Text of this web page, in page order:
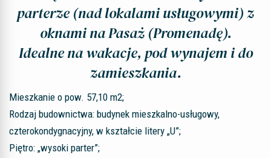
parterze (nad lokalami usługowymi) z
oknami na Pasaż (Promenadę).
Idealne na wakacje, pod wynajem i do
zamieszkania.
Mieszkanie o pow. 57,10 m2;
Rodzaj budownictwa: budynek mieszkalno-usługowy,
czterokondygnacyjny, w kształcie litery „U”;
Piętro: „wysoki parter”;